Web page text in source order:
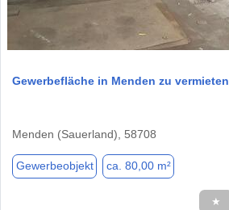
Gewerbefläche in Menden zu vermieten
Menden (Sauerland), 58708
Gewerbeobjekt ca. 80,00 m²
★